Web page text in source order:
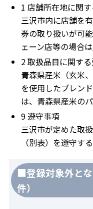
1 店舗所在地に関
三沢市内に店舗を
券の取り扱いが可
ェーン店等の場合
2 取扱品目に関す
青森県産米（玄米
を使用したブレン
は、青森県産米の
9 遵守事項
三沢市が定めた取
（別表）を遵守す
■登録対象外と
件）